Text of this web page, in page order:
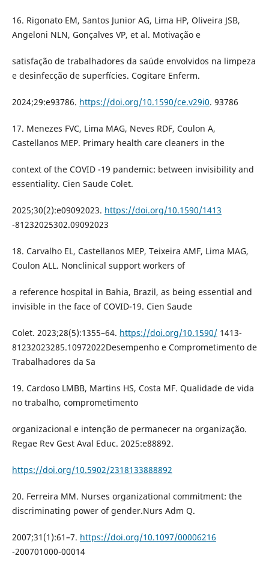
16. Rigonato EM, Santos Junior AG, Lima HP, Oliveira JSB,
Angeloni NLN, Gonçalves VP, et al. Motivação e
satisfação de trabalhadores da saúde envolvidos na limpeza
e desinfecção de superfícies. Cogitare Enferm.
2024;29:e93786. https://doi.org/10.1590/ce.v29i0. 93786
17. Menezes FVC, Lima MAG, Neves RDF, Coulon A,
Castellanos MEP. Primary health care cleaners in the
context of the COVID -19 pandemic: between invisibility and
essentiality. Cien Saude Colet.
2025;30(2):e09092023. https://doi.org/10.1590/1413
-81232025302.09092023
18. Carvalho EL, Castellanos MEP, Teixeira AMF, Lima MAG,
Coulon ALL. Nonclinical support workers of
a reference hospital in Bahia, Brazil, as being essential and
invisible in the face of COVID-19. Cien Saude
Colet. 2023;28(5):1355–64. https://doi.org/10.1590/1413-
81232023285.10972022Desempenho e Comprometimento de
Trabalhadores da Sa
19. Cardoso LMBB, Martins HS, Costa MF. Qualidade de vida
no trabalho, comprometimento
organizacional e intenção de permanecer na organização.
Regae Rev Gest Aval Educ. 2025:e88892.
https://doi.org/10.5902/2318133888892
20. Ferreira MM. Nurses organizational commitment: the
discriminating power of gender.Nurs Adm Q.
2007;31(1):61–7. https://doi.org/10.1097/00006216
-200701000-00014